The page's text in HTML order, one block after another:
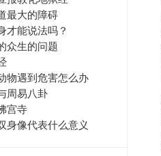
最大的障碍
才能说法吗？
众生的问题
物遇到危害怎么办
周易八卦
宫寺
身像代表什么意义